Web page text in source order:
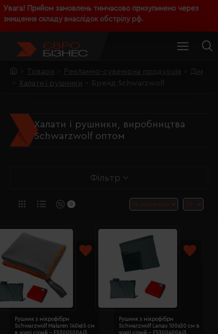
Увага! Прийом замовлень тимчасово призупинено через
знищення складу внаслідок обстрілу рф.
Товари Рекламно-сувенірна продукція
Дім
Халати і рушники
Бренд Schwarzwolf
Халати і рушники, виробництва
Schwarzwolf оптом
Фільтр
0
Рушник з мікрофібри
Schwarzwolf Malaren 140х65 см
Рушник з мікрофібри
Schwarzwolf Lanao 100х30 см в